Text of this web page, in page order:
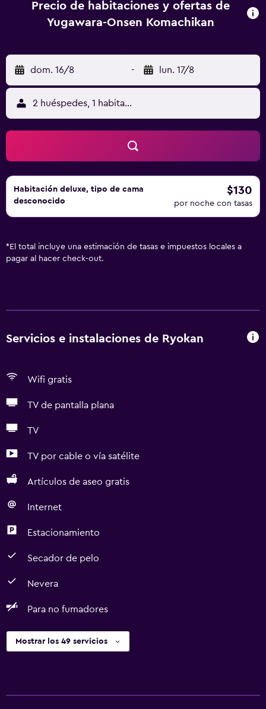
Precio de habitaciones y ofertas de
Yugawara-Onsen Komachikan
dom. 16/8 - lun. 17/8
2 huéspedes, 1 habitación
Habitación deluxe, tipo de cama
desconocido
$130
por noche con tasas
* El total incluye una estimación de tasas e impuestos locales a
pagar al hacer check-out.
Servicios e instalaciones de Ryokan
Wifi gratis
TV de pantalla plana
TV
TV por cable o vía satélite
Artículos de aseo gratis
Internet
Estacionamiento
Secador de pelo
Nevera
Para no fumadores
Mostrar los 49 servicios